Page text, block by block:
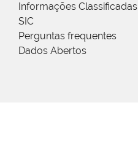
Informações Classificadas
SIC
Perguntas frequentes
Dados Abertos